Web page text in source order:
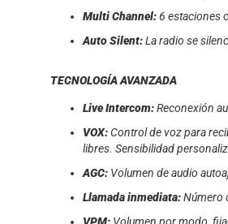
Multi Channel:6 estaciones
Auto Silent:La radio se
TECNOLOGÍA AVANZADA
Live Intercom:Reconexión
VOX:Control de voz para
libres. Sensibilidad
AGC: Volumen de audio
Llamada inmediata:Número
VPM: Volumen por modo,